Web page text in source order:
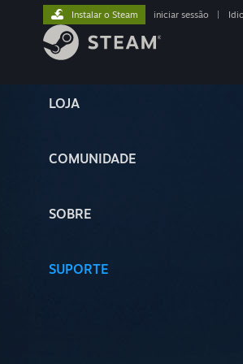
LOJA
COMUNIDADE
SOBRE
SUPORTE
Instalar o Steam iniciar sessão